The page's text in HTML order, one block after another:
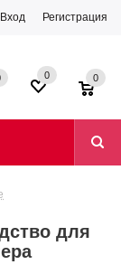
Вход Регистрация
0 0
для